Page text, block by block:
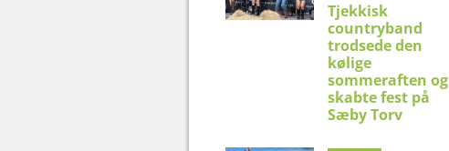
Tjekkisk
countryband
trodsede den
kølige
sommeraften og
skabte fest på
Sæby Torv